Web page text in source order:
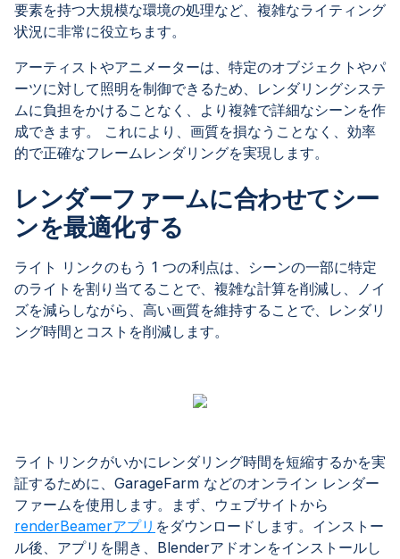
要素を持つ大規模な環境の処理など、複雑なライティング
状況に非常に役立ちます。
アーティストやアニメーターは、特定のオブジェクトやパ
ーツに対して照明を制御できるため、レンダリングシステ
ムに負担をかけることなく、より複雑で詳細なシーンを作
成できます。 これにより、画質を損なうことなく、効率
的で正確なフレームレンダリングを実現します。
レンダーファームに合わせてシー
ンを最適化する
ライト リンクのもう 1 つの利点は、シーンの一部に特定
のライトを割り当てることで、複雑な計算を削減し、ノイ
ズを減らしながら、高い画質を維持することで、レンダリ
ング時間とコストを削減します。
ライトリンクがいかにレンダリング時間を短縮するかを実
証するために、GarageFarm などのオンライン レンダー
ファームを使用します。まず、ウェブサイトから
renderBeamerアプリ をダウンロードします。インストー
ル後、アプリを開き、Blenderアドオンをインストールし